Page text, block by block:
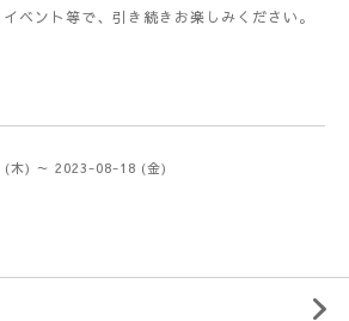
ベント等で、引き続きお楽しみください。
木) ～ 2023-08-18 (金)